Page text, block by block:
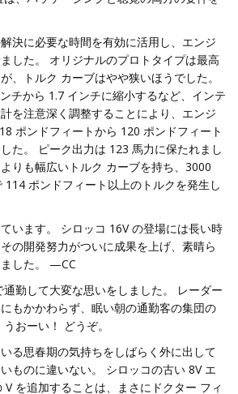
決に必要な時間を有効に活用し、エンジ
した。 オリジナルのプロトタイプは最高
、トルク カーブはやや狭いほうでした。
チから 1.7 インチに縮小するなど、インテ
を注意深く調整することにより、エンジ
ポンドフィートから 120 ポンドフィート
た。 ピーク出力は 123 馬力に保たれまし
りも幅広いトルク カーブを持ち、3000
ポンドフィート以上のトルクを発生し
います。 シロッコ 16V の登場には長い時
の開発努力がついに成果を上げ、素晴ら
した。 —CC
勤して大変な思いをしました。 レーダー
もかかわらず、眠い朝の通勤客の集団の
おーい！ どうぞ。
る思春期の気持ちをしばらく外に出して
ものに違いない。 シロッコの古い 8V エ
V を追加することは、まさにドクター フィ